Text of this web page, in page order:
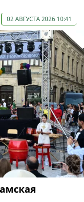
02 АВГУСТА 2026 10:41